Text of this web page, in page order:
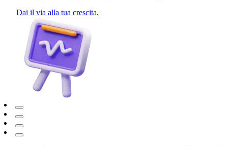
Dai il via alla tua crescita.